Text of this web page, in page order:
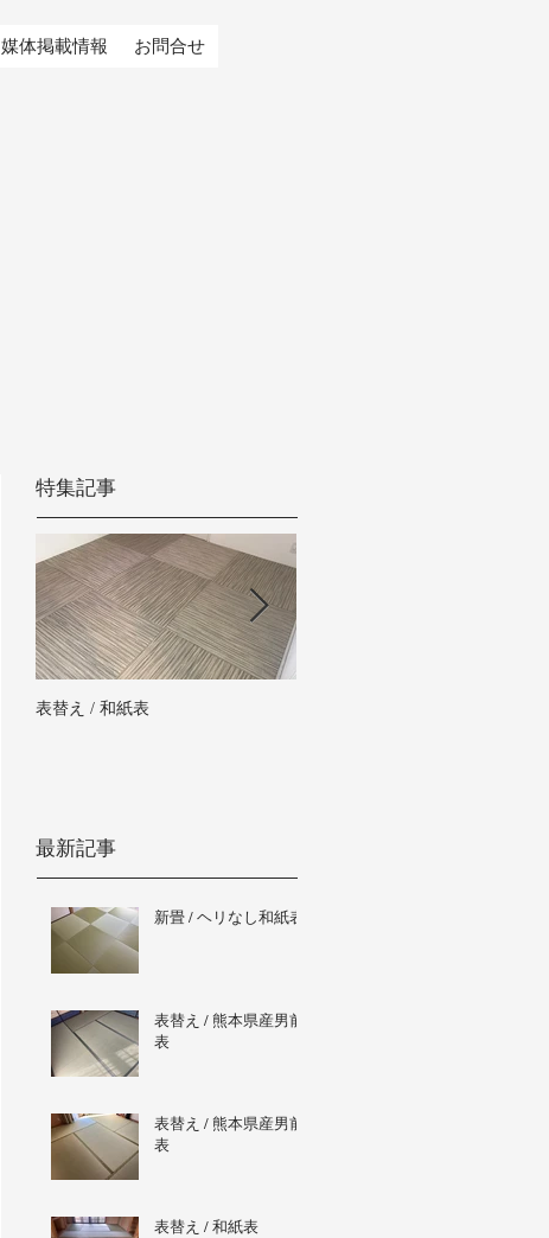
媒体掲載情報 お問合せ
特集記事
表替え / 和紙表
最新記事
新畳 / ヘリなし和紙表
表替え / 熊本県産男前
表
表替え / 熊本県産男前
表
表替え / 和紙表